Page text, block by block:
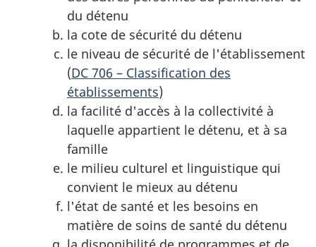
du détenu
la cote de sécurité du détenu
le niveau de sécurité de l'établissement
(DC 706 – Classification des
établissements)
la facilité d'accès à la collectivité à
laquelle appartient le détenu, et à sa
famille
le milieu culturel et linguistique qui
convient le mieux au détenu
l'état de santé et les besoins en
matière de soins de santé du détenu